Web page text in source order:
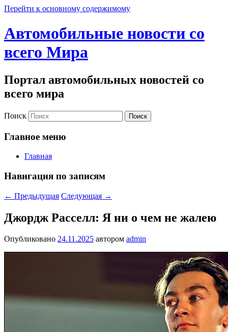
Перейти к основному содержимому
Автомобильные новости со
всего Мира
Портал автомобильных новостей со
всего мира
Поиск
Главное меню
Главная
Навигация по записям
← Предыдущая Следующая →
Джордж Расселл: Я ни о чем не жалею
Опубликовано 24.11.2025 автором admin